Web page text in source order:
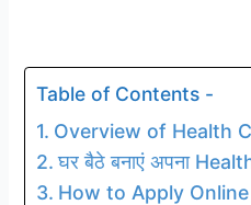
Table of Contents -
Overview of Health
घर बैठे बनाएं अपना
How to Apply